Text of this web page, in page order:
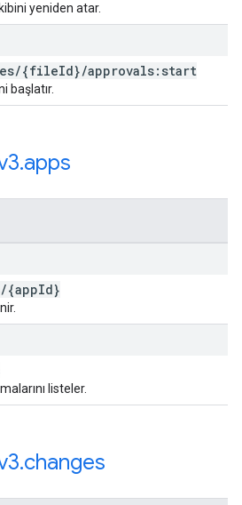
yeniden atar.
/{fileId}/approvals:start
başlatır.
.apps
/{appId}
listeler.
.changes